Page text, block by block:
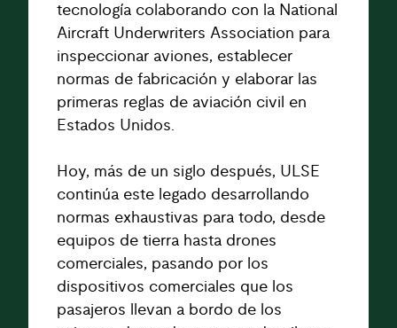
tecnología colaborando con la National
Aircraft Underwriters Association para
inspeccionar aviones, establecer
normas de fabricación y elaborar las
primeras reglas de aviación civil en
Estados Unidos.
Hoy, más de un siglo después, ULSE
continúa este legado desarrollando
normas exhaustivas para todo, desde
equipos de tierra hasta drones
comerciales, pasando por los
dispositivos comerciales que los
pasajeros llevan a bordo de los